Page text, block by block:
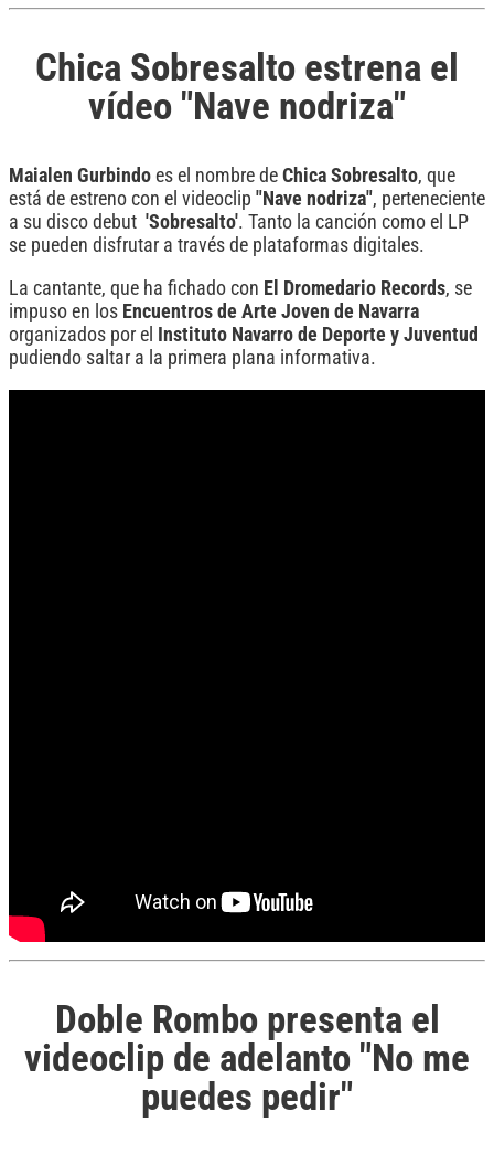
Chica Sobresalto estrena el
vídeo "Nave nodriza"
Maialen Gurbindo es el nombre de Chica Sobresalto, que
está de estreno con el videoclip "Nave nodriza", perteneciente
a su disco debut 'Sobresalto'. Tanto la canción como el LP
se pueden disfrutar a través de plataformas digitales.
La cantante, que ha fichado con El Dromedario Records, se
impuso en los Encuentros de Arte Joven de Navarra
organizados por el
Instituto Navarro de Deporte y Juventud
pudiendo saltar a la primera plana informativa.
Doble Rombo presenta el
videoclip de adelanto "No me
puedes pedir"